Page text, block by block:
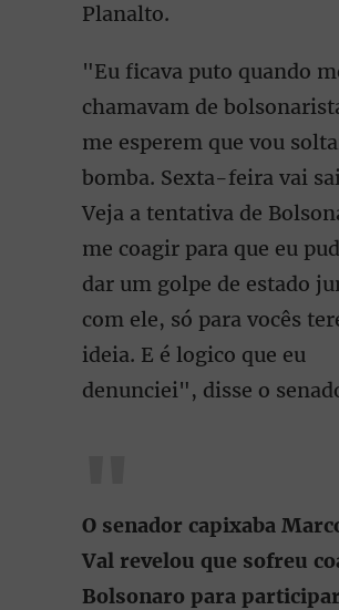
Planalto.
"Eu ficava puto quando
chamavam de
me esperem que vou
bomba. Sexta-feira vai
Veja a tentativa de
me coagir para que eu
dar um golpe de estado
com ele, só para vocês
ideia. E é logico que eu
denunciei", disse o
O senador capixaba
Val revelou que sofreu
Bolsonaro para